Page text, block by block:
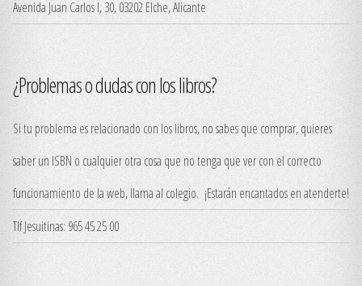
Avenida Juan Carlos I, 30, 03202 Elche, Alicante
¿Problemas o dudas con los libros?
Si tu problema es relacionado con los libros, no sabes que comprar, quieres
saber un ISBN o cualquier otra cosa que no tenga que ver con el correcto
funcionamiento de la web, llama al colegio. ¡Estarán encantados en atenderte!
Tlf Jesuitinas: 965 45 25 00